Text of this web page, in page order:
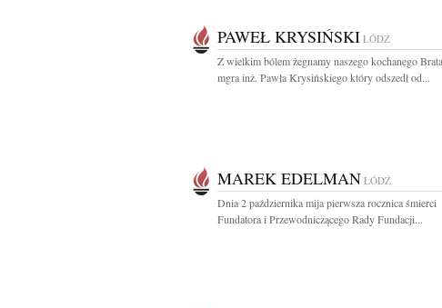
PAWEŁ KRYSIŃSKI ŁÓDŹ
Z wielkim bólem żegnamy naszego kochanego Brata
mgra inż. Pawła Krysińskiego który odszedł od...
MAREK EDELMAN ŁÓDŹ
Dnia 2 października mija pierwsza rocznica śmierci
Fundatora i Przewodniczącego Rady Fundacji...